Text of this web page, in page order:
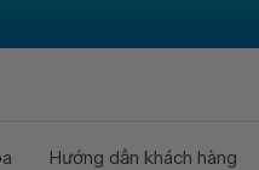
Hướng dẫn khách hàng